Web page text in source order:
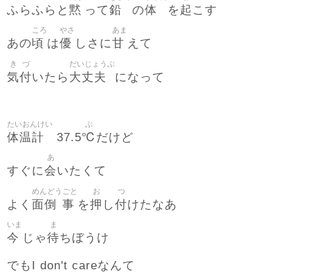
ふらふらと 黙 って鉛 の体 を起 こす
あの頃
ころ
は優
やさ
しさに甘
あま
えて
気
き
付
づ
いたら 大丈夫
だいじょうぶ
になって
体温計
たいおんけい
37.5℃
ぶ
だけど
すぐに会
あ
いたくて
よく 面倒
めんどう
事
ごと
を押
お
し付
つ
けたなあ
今
いま
じゃ待
ま
ちぼうけ
でもI don't careなんて